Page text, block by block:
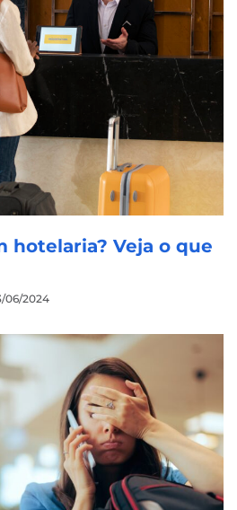
hotelaria? Veja o que
06/2024